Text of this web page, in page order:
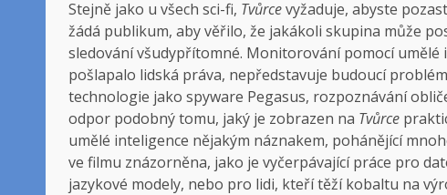
Stejně jako u všech sci-fi, Tvůrcevyžaduje, abyste
žádá publikum, aby věřilo, že jakákoli skupina může
sledování všudypřítomné. Monitorování pomocí
pošlapalo lidská práva, nepředstavuje budoucí
technologie jako spyware Pegasus, rozpoznávání
odpor podobný tomu, jaký je zobrazen na Tvůrce
umělé inteligence nějakým náznakem, pohánějící
ve filmu znázorněna, jako je vyčerpávající práce pro
jazykové modely, nebo pro lidi, kteří těží kobaltu na